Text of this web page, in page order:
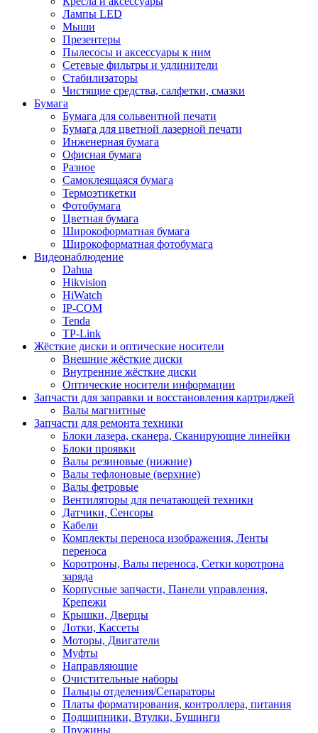
Лампы LED
Мыши
Презентеры
Пылесосы и аксессуары к ним
Сетевые фильтры и удлинители
Стабилизаторы
Чистящие средства, салфетки, смазки
Бумага
Бумага для сольвентной печати
Бумага для цветной лазерной печати
Инженерная бумага
Офисная бумага
Разное
Самоклеящаяся бумага
Термоэтикетки
Фотобумага
Цветная бумага
Широкоформатная бумага
Широкоформатная фотобумага
Видеонаблюдение
Dahua
Hikvision
HiWatch
IP-COM
Tenda
TP-Link
Жёсткие диски и оптические носители
Внешние жёсткие диски
Внутренние жёсткие диски
Оптические носители информации
Запчасти для заправки и восстановления картриджей
Валы магнитные
Запчасти для ремонта техники
Блоки лазера, сканера, Сканирующие линейки
Блоки проявки
Валы резиновые (нижние)
Валы тефлоновые (верхние)
Валы фетровые
Вентиляторы для печатающей техники
Датчики, Сенсоры
Кабели
Комплекты переноса изображения, Ленты
переноса
Коротроны, Валы переноса, Сетки коротрона
заряда
Корпусные запчасти, Панели управления,
Крепежи
Крышки, Дверцы
Лотки, Кассеты
Моторы, Двигатели
Муфты
Направляющие
Очистительные наборы
Пальцы отделения/Сепараторы
Платы форматирования, контроллера, питания
Подшипники, Втулки, Бушинги
Пружины